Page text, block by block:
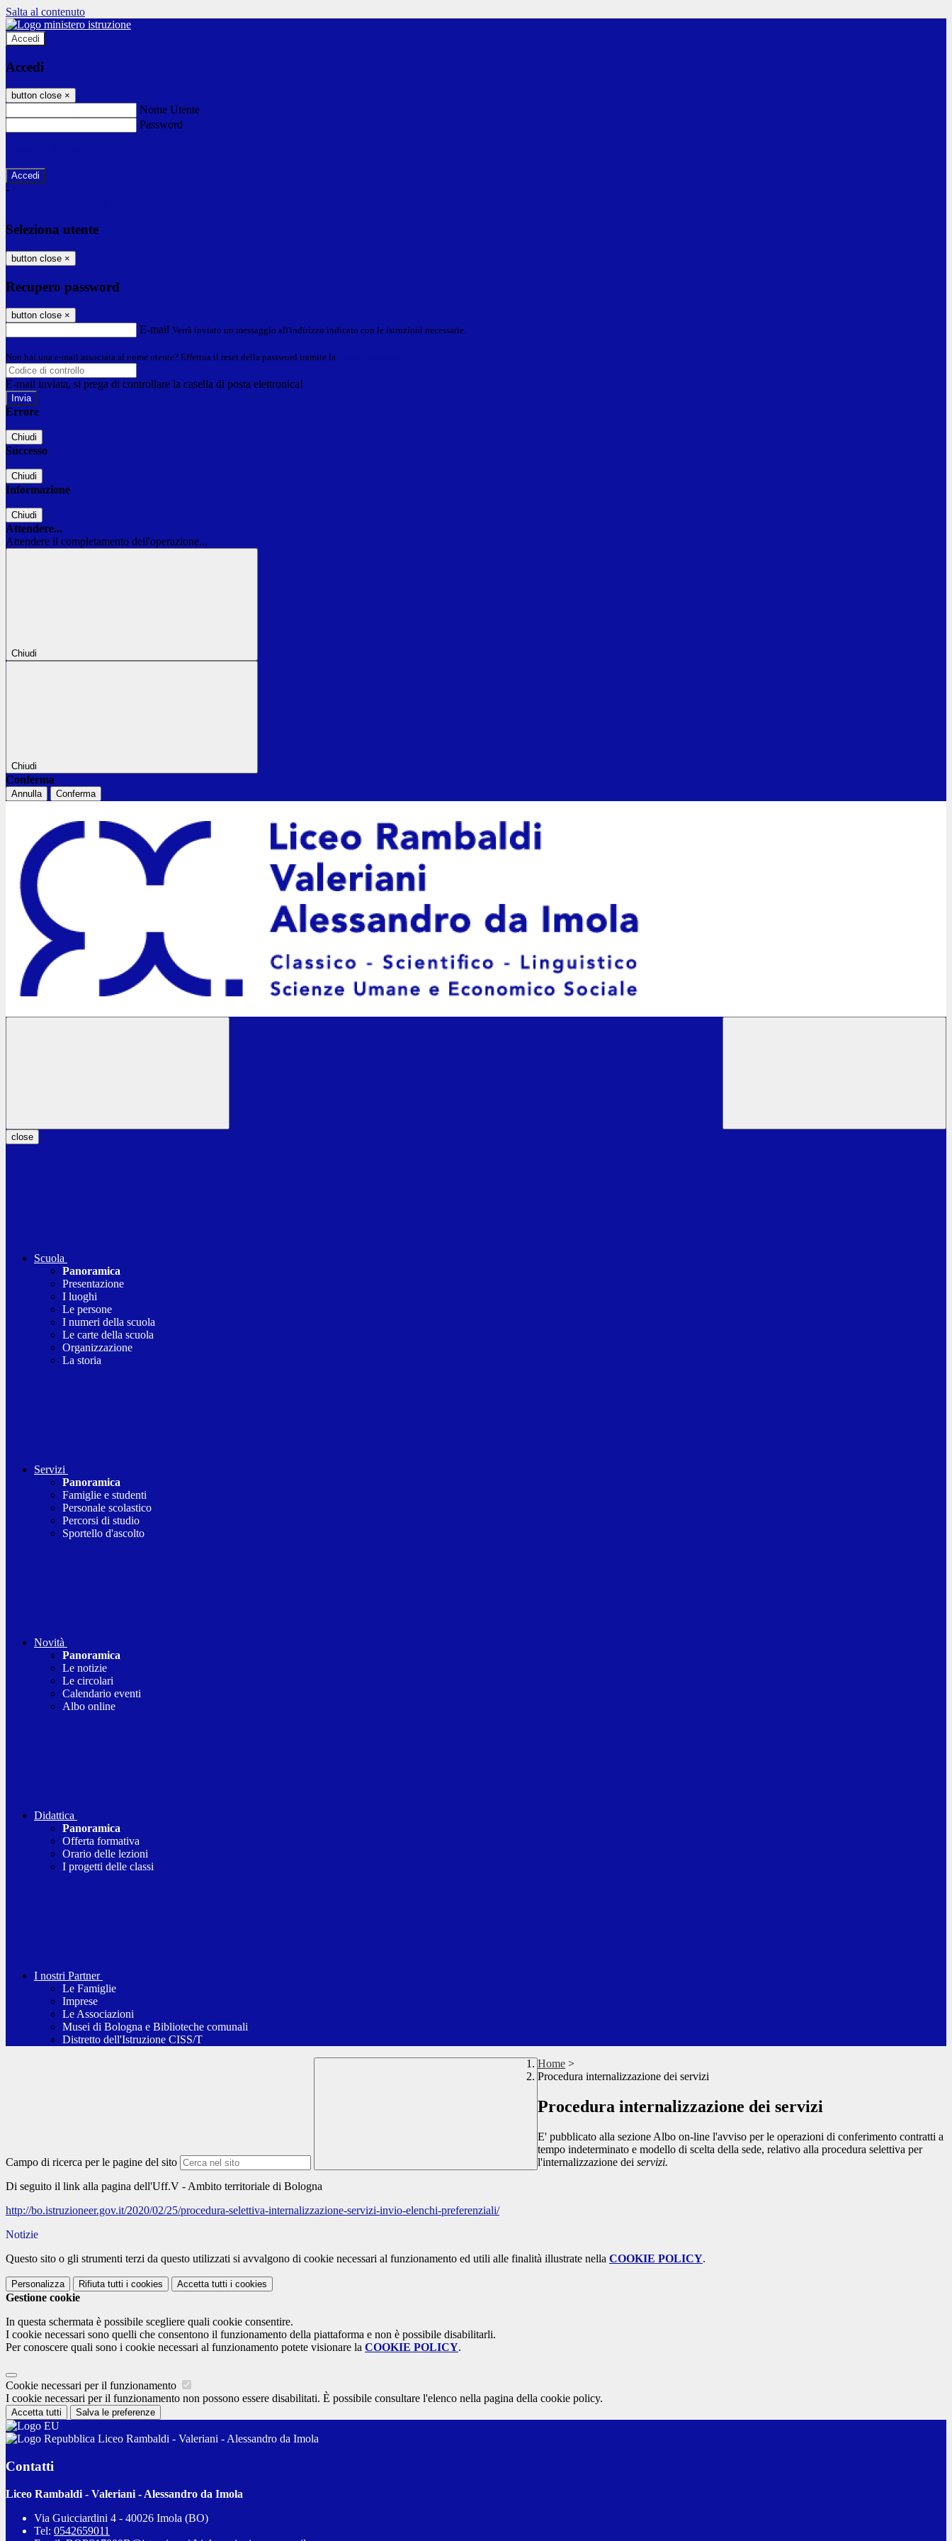
Salta al contenuto
Accedi
Accedi
button close ×
Nome Utente
Password
-
Seleziona utente
button close ×
Recupero password
button close ×
E-mail Verrà inviato un messaggio all'indirizzo indicato con le istruzioni necessarie.
Non hai una e-mail associata al nome utente? Effettua il reset della password tramite la
E-mail inviata, si prega di controllare la casella di posta elettronica!
Errore
Chiudi
Successo
Chiudi
Informazione
Chiudi
Attendere...
Attendere il completamento dell'operazione...
Chiudi
Chiudi
Conferma
Annulla Conferma
close
Scuola
Panoramica
Presentazione
I luoghi
Le persone
I numeri della scuola
Le carte della scuola
Organizzazione
La storia
Servizi
Panoramica
Famiglie e studenti
Personale scolastico
Percorsi di studio
Sportello d'ascolto
Novità
Panoramica
Le notizie
Le circolari
Calendario eventi
Albo online
Didattica
Panoramica
Offerta formativa
Orario delle lezioni
I progetti delle classi
I nostri Partner
Le Famiglie
Imprese
Le Associazioni
Musei di Bologna e Biblioteche comunali
Distretto dell'Istruzione CISS/T
Campo di ricerca per le pagine del sito
Home >
Procedura internalizzazione dei servizi
Procedura internalizzazione dei servizi
E' pubblicato alla sezione Albo on-line l'avviso per le operazioni di conferimento contratti a
tempo indeterminato e modello di scelta della sede, relativo alla procedura selettiva per
l'internalizzazione dei servizi.
Di seguito il link alla pagina dell'Uff.V - Ambito territoriale di Bologna
http://bo.istruzioneer.gov.it/2020/02/25/procedura-selettiva-internalizzazione-servizi-invio-elenchi-preferenziali/
Notizie
Questo sito o gli strumenti terzi da questo utilizzati si avvalgono di cookie necessari al funzionamento ed utili alle finalità illustrate nella COOKIE POLICY.
Personalizza Rifiuta tutti i cookies Accetta tutti i cookies
Gestione cookie
In questa schermata è possibile scegliere quali cookie consentire.
I cookie necessari sono quelli che consentono il funzionamento della piattaforma e non è possibile disabilitarli.
Per conoscere quali sono i cookie necessari al funzionamento potete visionare la COOKIE POLICY.
Cookie necessari per il funzionamento
I cookie necessari per il funzionamento non possono essere disabilitati. È possibile consultare l'elenco nella pagina della cookie policy.
Accetta tutti Salva le preferenze
Liceo Rambaldi - Valeriani - Alessandro da Imola
Contatti
Liceo Rambaldi - Valeriani - Alessandro da Imola
Via Guicciardini 4 - 40026 Imola (BO)
Tel: 0542659011